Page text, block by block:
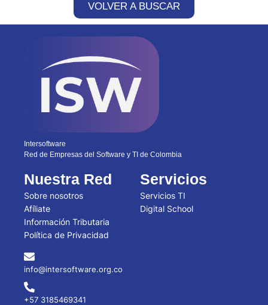
VOLVER A BUSCAR
Intersoftware
Red de Empresas del Software y TI de Colombia
Nuestra Red
Sobre nosotros
Afíliate
Información Tributaria
Política de Privacidad
Servicios
Servicios TI
Digital School
info@intersoftware.org.co
+57 3185469341